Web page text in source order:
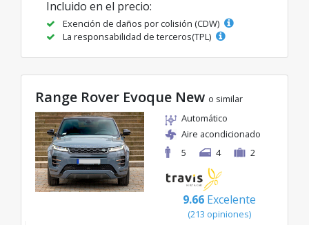
Incluido en el precio:
Exención de daños por colisión (CDW)
La responsabilidad de terceros(TPL)
Range Rover Evoque New o similar
Automático
Aire acondicionado
5
4 2
9.66 Excelente
(213 opiniones)